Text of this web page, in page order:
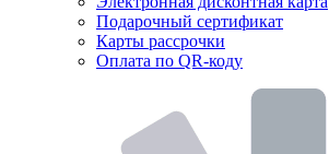
Подарочный сертификат
Карты рассрочки
Оплата по QR-коду